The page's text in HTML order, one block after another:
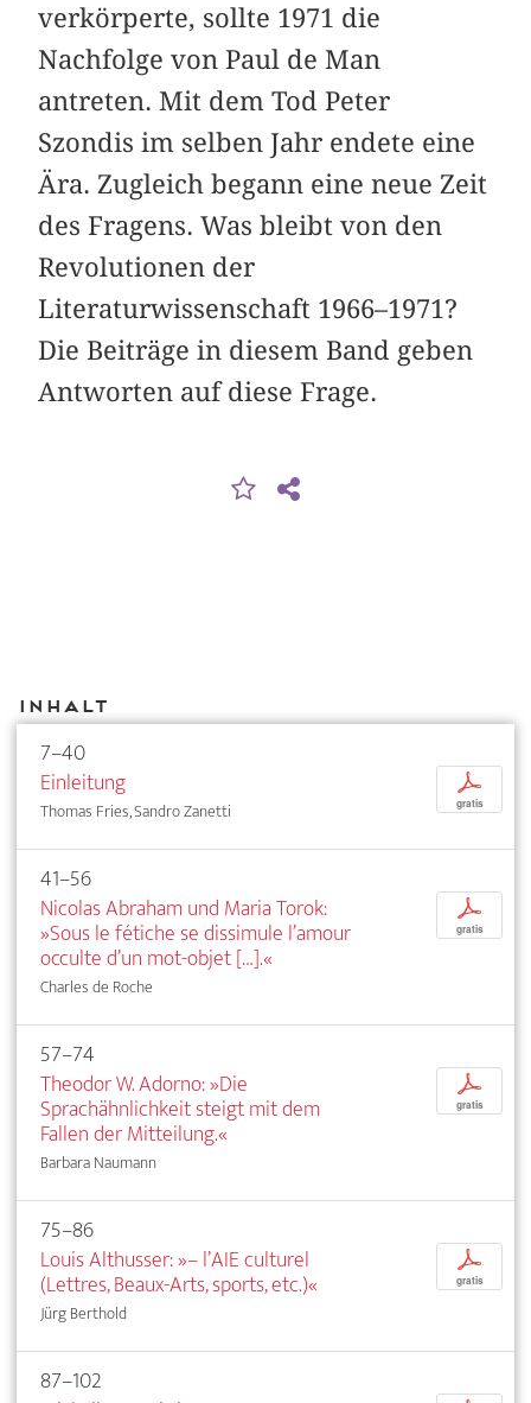
verkörperte, sollte 1971 die
Nachfolge von Paul de Man
antreten. Mit dem Tod Peter
Szondis im selben Jahr endete eine
Ära. Zugleich begann eine neue Zeit
des Fragens. Was bleibt von den
Revolutionen der
Literaturwissenschaft 1966–1971?
Die Beiträge in diesem Band geben
Antworten auf diese Frage.
Inhalt
7–40
Einleitung
Thomas Fries, Sandro Zanetti
p
gratis
41–56
Nicolas Abraham und Maria Torok:
»Sous le fétiche se dissimule l’amour
occulte d’un mot-objet […].«
Charles de Roche
p
gratis
57–74
Theodor W. Adorno: »Die
Sprachähnlichkeit steigt mit dem
Fallen der Mitteilung.«
Barbara Naumann
p
gratis
75–86
Louis Althusser: »– l’AIE culturel
(Lettres, Beaux-Arts, sports, etc.)«
Jürg Berthold
p
gratis
87–102